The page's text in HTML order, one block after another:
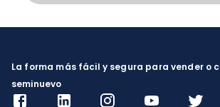
La forma más fácil y segura para vender o
seminuevo